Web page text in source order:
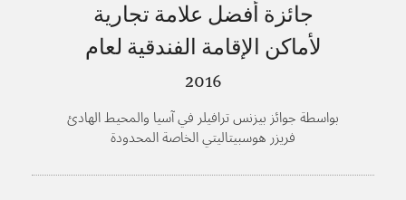
جائزة أفضل علامة تجارية
لأماكن الإقامة الفندقية لعام
2016
بواسطة جوائز بيزنس ترافيلر في آسيا والمحيط الهادئ
فريزر هوسبيتاليتي الخاصة المحدودة